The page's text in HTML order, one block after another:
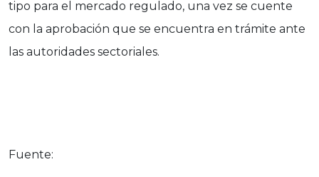
tipo para el mercado regulado, una vez se cuente
con la aprobación que se encuentra en trámite ante
las autoridades sectoriales.
Fuente: